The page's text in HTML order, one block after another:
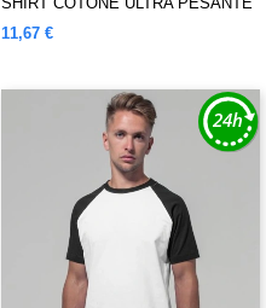
SLIM FIT
11,67 €